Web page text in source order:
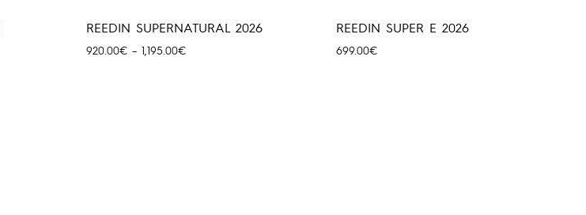
REEDIN SUPERNATURAL 2026
920.00€ – 1,195.00€Price
REEDIN SUPER E 2026
699.00€